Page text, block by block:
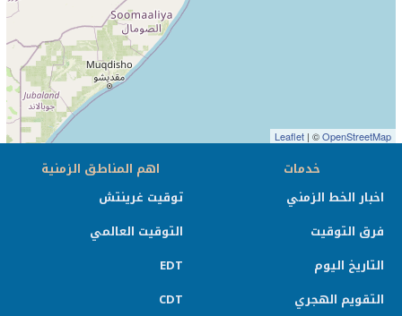
Leaflet | ©OpenStreetMap
خدمات
اخبار الخط الزمني
فرق التوقيت
التاريخ اليوم
التقويم الهجري
اهم المناطق الزمنية
توقيت غرينتش
التوقيت العالمي
EDT
CDT